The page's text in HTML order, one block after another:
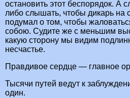
остановить этот беспорядок. А
либо слышать, чтобы дикарь на
подумал о том, чтобы
собою. Судите же с меньшим
какую сторону мы видим
несчастье.
Правдивое сердце — главное
Тысячи путей ведут к
один.